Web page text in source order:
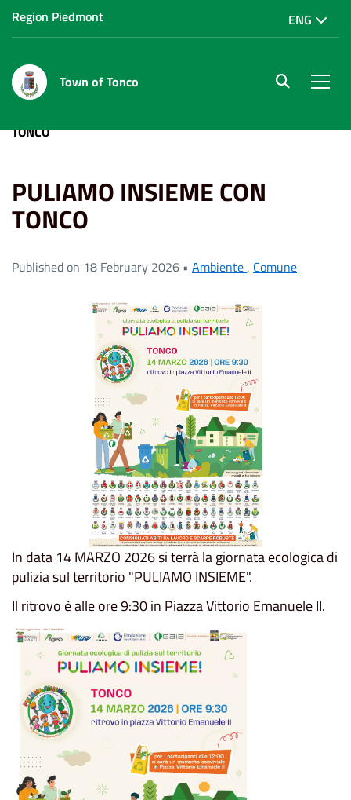
Region Piedmont ENG
Town of Tonco site.searc
TONCO
PULIAMO INSIEME CON
TONCO
Published on 18 February 2026 • Ambiente, Comune
In data 14 MARZO 2026 si terrà la giornata ecologica di
pulizia sul territorio "PULIAMO INSIEME".
Il ritrovo è alle ore 9:30 in Piazza Vittorio Emanuele II.